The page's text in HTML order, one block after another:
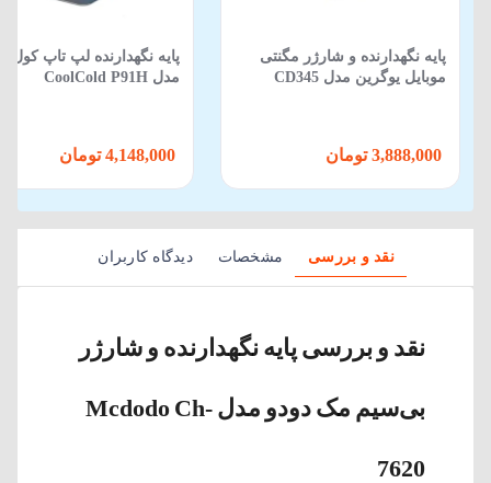
پایه نگهدارنده و شارژر مگنتی
موبایل یوگرین مدل CD345
پایه نگهدارنده لپ تاپ کول
مدل CoolCold P91H
نقد و بررسی مشخصات دیدگاه کاربران
نقد و بررسی پایه نگهدارنده و شارژر
بی‌سیم مک دودو مدل Mcdodo Ch-
7620